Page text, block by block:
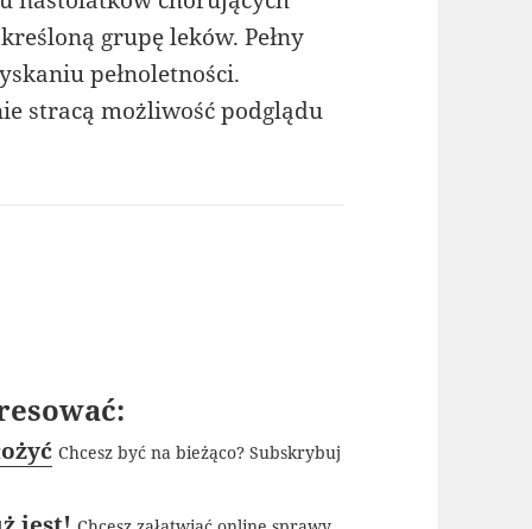
grupę leków. Pełny
pełnoletności.
stracą możliwość podglądu
Chcesz być na bieżąco? Subskrybuj